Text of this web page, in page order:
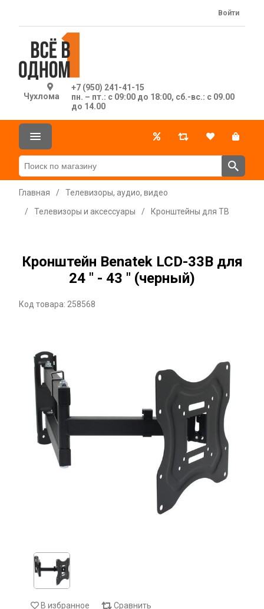
Чухлома
+7 (950) 241-41-15
пн. – пт.: с 09:00 до 18:00, сб.-вс.: с 09.00
до 14.00
Войти
Главная /
Телевизоры, аудио, видео
/
Телевизоры и аксессуары / Кронштейны для ТВ
Кронштейн Benatek LCD-33B для
24 " - 43 " (черный)
Код товара: 258568
В избранное Сравнить